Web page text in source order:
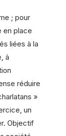
; pour
en place
liées à la
à
réduire
»
un
Objectif